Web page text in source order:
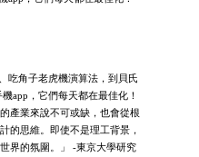
吃角子老虎機演算法，到貝氏
app，它們每天都在最佳化！
產業來說不可或缺，也會從根
的思維。即使不是理工背景，
界的氛圍。」 -東京大學研究